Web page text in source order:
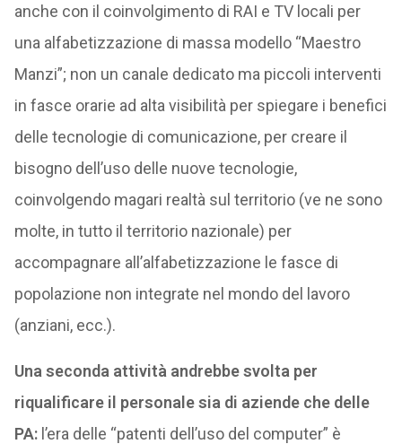
anche con il coinvolgimento di RAI e TV locali per
una alfabetizzazione di massa modello “Maestro
Manzi”; non un canale dedicato ma piccoli interventi
in fasce orarie ad alta visibilità per spiegare i benefici
delle tecnologie di comunicazione, per creare il
bisogno dell’uso delle nuove tecnologie,
coinvolgendo magari realtà sul territorio (ve ne sono
molte, in tutto il territorio nazionale) per
accompagnare all’alfabetizzazione le fasce di
popolazione non integrate nel mondo del lavoro
(anziani, ecc.).
Una seconda attività andrebbe svolta per
riqualificare il personale sia di aziende che delle
PA: l’era delle “patenti dell’uso del computer” è